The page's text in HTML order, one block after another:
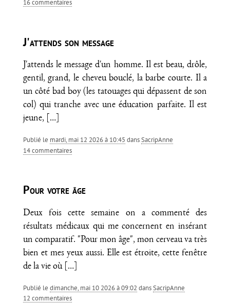
16 commentaires
J'attends son message
J'attends le message d'un homme. Il est beau, drôle,
gentil, grand, le cheveu bouclé, la barbe courte. Il a
un côté bad boy (les tatouages qui dépassent de son
col) qui tranche avec une éducation parfaite. Il est
jeune,
[…]
Publié le mardi, mai 12 2026 à 10:45 dansSacripAnne
14 commentaires
Pour votre âge
Deux fois cette semaine on a commenté des
résultats médicaux qui me concernent en insérant
un comparatif. "Pour mon âge", mon cerveau va très
bien et mes yeux aussi. Elle est étroite, cette fenêtre
de la vie où
[…]
Publié le dimanche, mai 10 2026 à 09:02 dansSacripAnne
12 commentaires